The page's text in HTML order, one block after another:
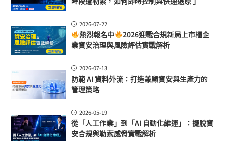
2026-07-22
熱烈報名中
2026迎戰合規新局上市櫃企
業資安治理與風險評估實戰解析
2026-07-13
防範 AI 資料外流：打造兼顧資安與生產力的
管理策略
2026-05-19
從「人工作業」到「AI 自動化維運」：擺脫資
安合規與勒索威脅實戰解析